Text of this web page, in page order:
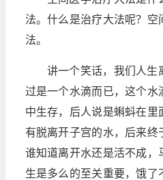
法。什么是治疗大法呢？空
法。
讲一个笑话，我们人生
过是一个水滴而已，这个水
中生存，后人说是蝌蚪在
有脱离开子宫的水，后来终
谁知道离开水还是活不成，
生是多么的至关重要，饿